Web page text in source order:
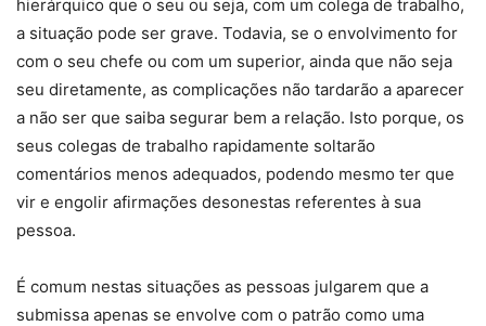
hierárquico que o seu ou seja, com um colega de trabalho,
a situação pode ser grave. Todavia, se o envolvimento for
com o seu chefe ou com um superior, ainda que não seja
seu diretamente, as complicações não tardarão a aparecer
a não ser que saiba segurar bem a relação. Isto porque, os
seus colegas de trabalho rapidamente soltarão
comentários menos adequados, podendo mesmo ter que
vir e engolir afirmações desonestas referentes à sua
pessoa.
É comum nestas situações as pessoas julgarem que a
submissa apenas se envolve com o patrão como uma